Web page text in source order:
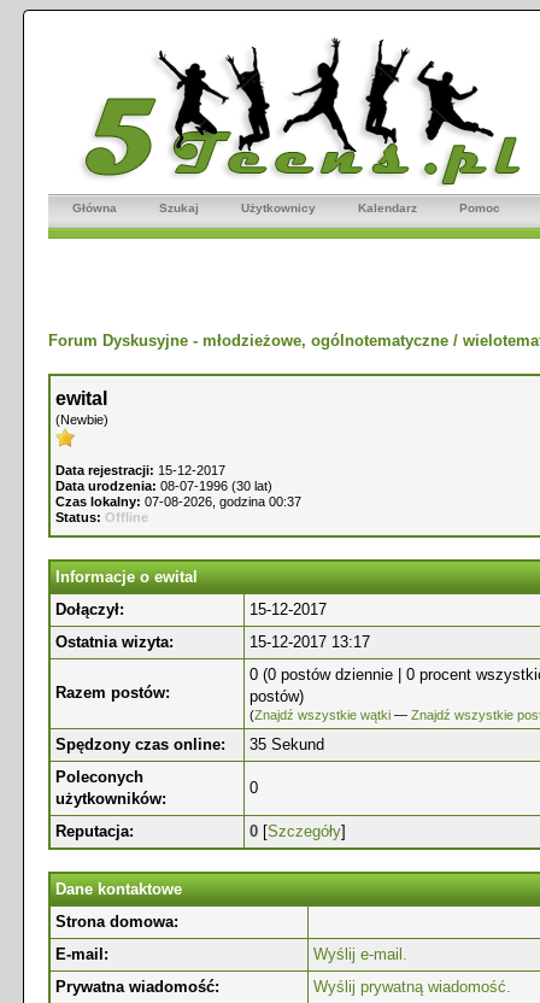
Główna Szukaj Użytkownicy Kalendarz Pomoc
Forum Dyskusyjne - młodzieżowe, ogólnotematyczne /
ewital
(Newbie)
Data rejestracji: 15-12-2017
Data urodzenia: 08-07-1996 (30 lat)
Czas lokalny: 07-08-2026, godzina 00:37
Status: Offline
Informacje o ewital
Dołączył:
15-12-2017
Ostatnia wizyta:
15-12-2017 13:17
Razem postów:
0 (0 postów dziennie | 0 procent
postów)
(Znajdź wszystkie wątki — Znajdź wszystkie
Spędzony czas online:
35 Sekund
Poleconych
użytkowników:
0
Reputacja: 0 [Szczegóły]
Dane kontaktowe
Strona domowa:
E-mail:
Wyślij e-mail.
Prywatna wiadomość:
Wyślij prywatną wiadomość.